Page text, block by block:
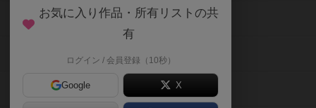
お気に入り作品・所有リストの共
有
ログイン / 会員登録（10秒）
Google X
メカニクス特集
掲示板・トピックス
ボドとも・会員一覧